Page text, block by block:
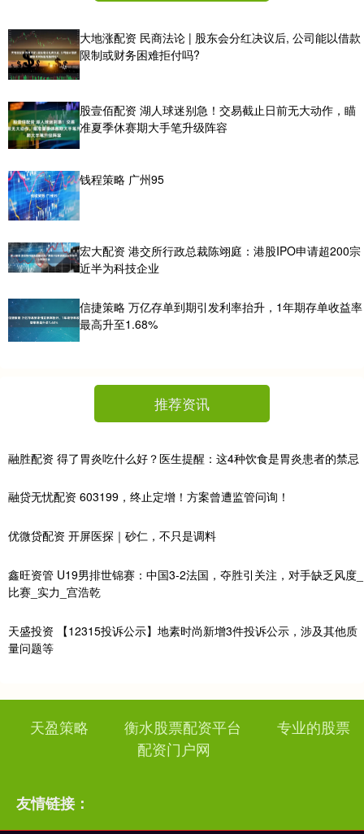
大地涨配资 民商法论 | 股东会分红决议后, 公司能以借款
限制或财务困难拒付吗?
股壹佰配资 湖人球迷别急！交易截止日前无大动作，瞄
准夏季休赛期大手笔升级阵容
钱程策略 广州95
宏大配资 港交所行政总裁陈翊庭：港股IPO申请超200宗
近半为科技企业
信捷策略 万亿存单到期引发利率抬升，1年期存单收益率
最高升至1.68%
推荐资讯
融胜配资 得了胃炎吃什么好？医生提醒：这4种饮食是胃炎患者的禁忌
融贷无忧配资 603199，终止定增！方案曾遭监管问询！
优微贷配资 开屏医探｜砂仁，不只是调料
鑫旺资管 U19男排世锦赛：中国3-2法国，夺胜引关注，对手缺乏风度_
比赛_实力_宫浩乾
天盛投资 【12315投诉公示】地素时尚新增3件投诉公示，涉及其他质
量问题等
天盈策略 衡水股票配资平台
专业的股票
配资门户网
友情链接：